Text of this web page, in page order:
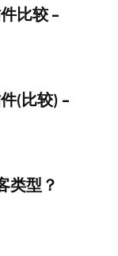
比较 –
(比较) –
类型？